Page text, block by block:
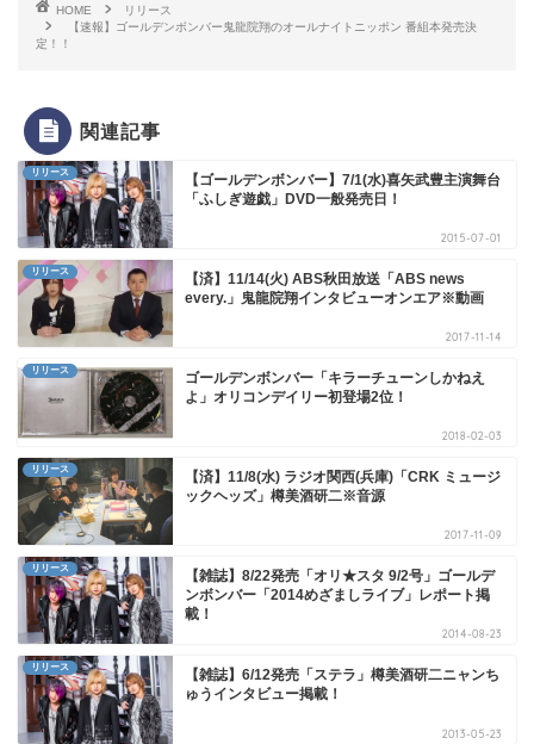
HOME
リリース
【速報】ゴールデンボンバー鬼龍院翔のオールナイトニッポン 番組本発売決
定！！
関連記事
リリース
【ゴールデンボンバー】7/1(水)喜矢武豊主演舞台
「ふしぎ遊戯」DVD一般発売日！
2015-07-01
リリース
【済】11/14(火) ABS秋田放送「ABS news
every.」鬼龍院翔インタビューオンエア※動画
2017-11-14
リリース
ゴールデンボンバー「キラーチューンしかねえ
よ」オリコンデイリー初登場2位！
2018-02-03
リリース
【済】11/8(水) ラジオ関西(兵庫)「CRK ミュージ
ックヘッズ」樽美酒研二※音源
2017-11-09
リリース
【雑誌】8/22発売「オリ★スタ 9/2号」ゴールデ
ンボンバー「2014めざましライブ」レポート掲
載！
2014-08-23
リリース
【雑誌】6/12発売「ステラ」樽美酒研二ニャンち
ゅうインタビュー掲載！
2013-05-23